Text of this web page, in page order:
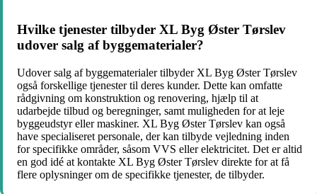
Hvilke tjenester tilbyder XL Byg Øster Tørslev
udover salg af byggematerialer?
Udover salg af byggematerialer tilbyder XL Byg Øster Tørslev
også forskellige tjenester til deres kunder. Dette kan omfatte
rådgivning om konstruktion og renovering, hjælp til at
udarbejde tilbud og beregninger, samt muligheden for at leje
byggeudstyr eller maskiner. XL Byg Øster Tørslev kan også
have specialiseret personale, der kan tilbyde vejledning inden
for specifikke områder, såsom VVS eller elektricitet. Det er altid
en god idé at kontakte XL Byg Øster Tørslev direkte for at få
flere oplysninger om de specifikke tjenester, de tilbyder.